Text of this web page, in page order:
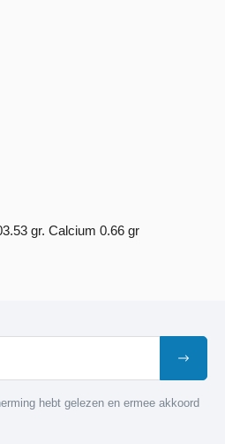
gr. Calcium 0.66 gr
hebt gelezen en ermee akkoord